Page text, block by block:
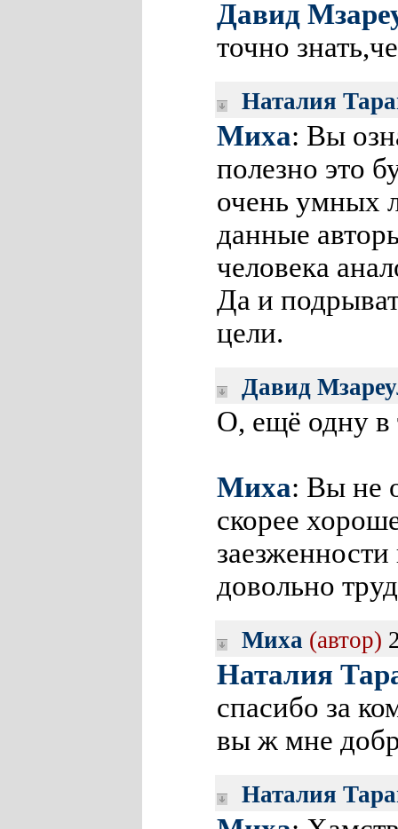
Давид
точно
Наталия
Миха: Вы
полезно это
очень умных
данные
человека
Да и
цели.
Давид
О, ещё одну
Миха: Вы не
скорее
довольно
Миха (автор)
Наталия
спасибо за
вы ж мне
Наталия